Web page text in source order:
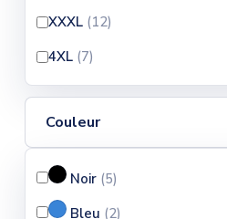
XXXL (12)
4XL (7)
Couleur
Noir (5)
Bleu (2)